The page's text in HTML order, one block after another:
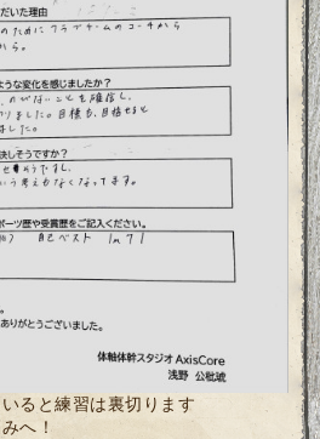
ると練習は裏切ります
へ！